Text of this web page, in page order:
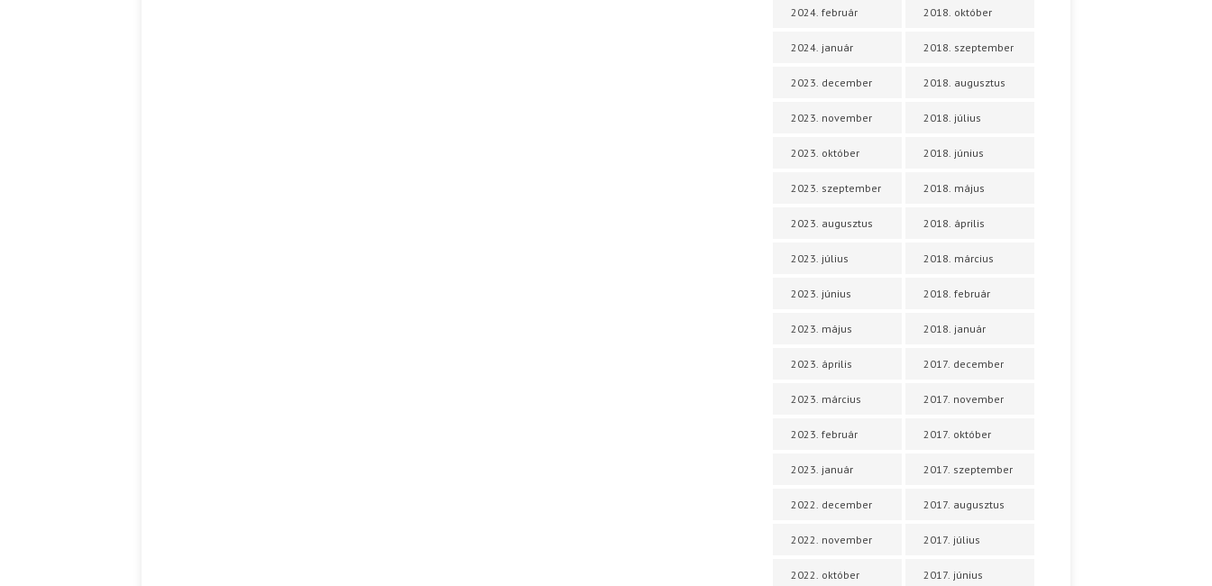
2024. február
2024. január
2023. december
2023. november
2023. október
2023. szeptember
2023. augusztus
2023. július
2023. június
2023. május
2023. április
2023. március
2023. február
2023. január
2022. december
2022. november
2022. október
2018. október
2018. szeptember
2018. augusztus
2018. július
2018. június
2018. május
2018. április
2018. március
2018. február
2018. január
2017. december
2017. november
2017. október
2017. szeptember
2017. augusztus
2017. július
2017. június